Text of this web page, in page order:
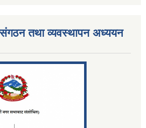
संगठन तथा व्यवस्थापन अध्ययन